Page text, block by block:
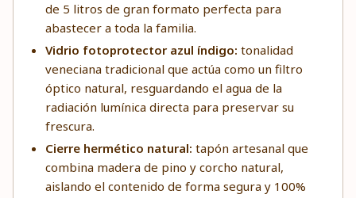
de 5 litros de gran formato perfecta para
abastecer a toda la familia.
Vidrio fotoprotector azul índigo: tonalidad
veneciana tradicional que actúa como un filtro
óptico natural, resguardando el agua de la
radiación lumínica directa para preservar su
frescura.
Cierre hermético natural: tapón artesanal que
combina madera de pino y corcho natural,
aislando el contenido de forma segura y 100%